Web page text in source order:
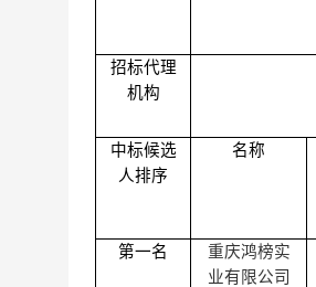
招标代理
机构
中标候选
人排序
名称
第一名
重庆鸿榜实
业有限公司